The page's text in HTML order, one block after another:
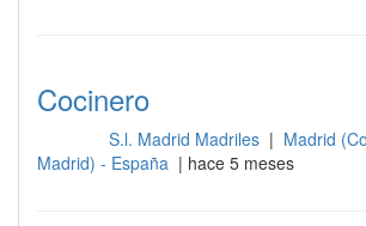
Cocinero
S.l. Madrid Madriles | Madrid
Madrid) - España | hace 5 meses